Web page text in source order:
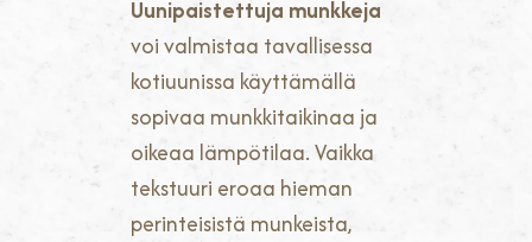
Uunipaistettuja munkkeja
voi valmistaa tavallisessa
kotiuunissa käyttämällä
sopivaa munkkitaikinaa ja
oikeaa lämpötilaa. Vaikka
tekstuuri eroaa hieman
perinteisistä munkeista,